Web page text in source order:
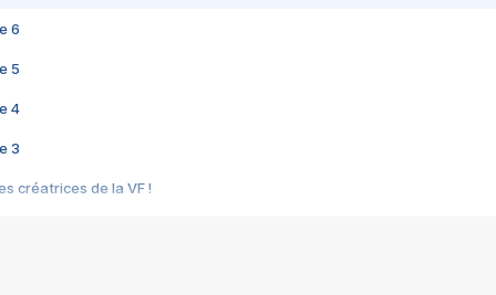
6
5
4
3
créatrices de la VF !